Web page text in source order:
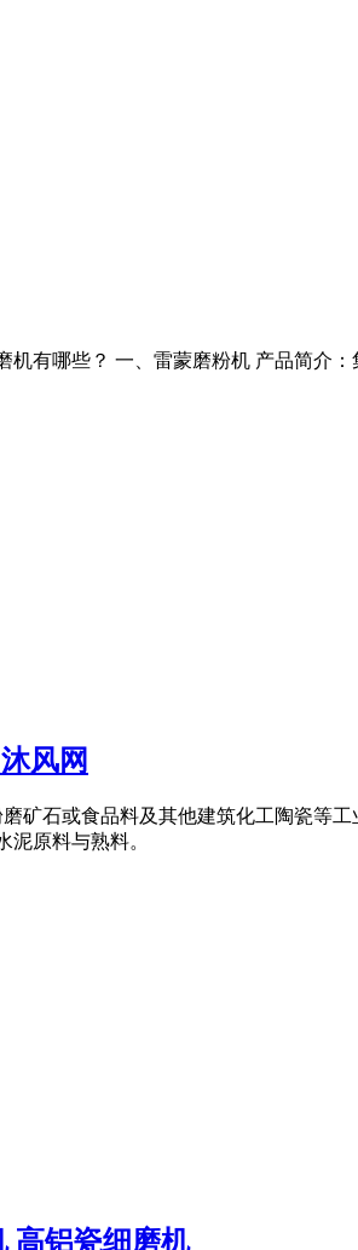
有哪些？ 一、雷蒙磨粉机 产品简介
风网
矿石或食品料及其他建筑化工陶瓷等
原料与熟料。
高铝瓷细磨机